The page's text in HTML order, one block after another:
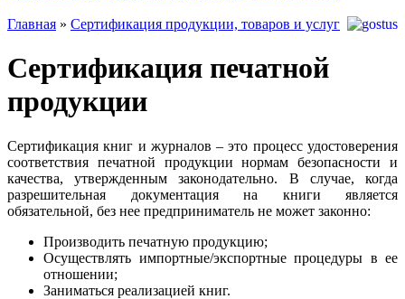
Главная » Сертификация продукции, товаров и услуг
Сертификация печатной
продукции
Сертификация книг и журналов – это процесс удостоверения
соответствия печатной продукции нормам безопасности и
качества, утвержденным законодательно. В случае, когда
разрешительная документация на книги является
обязательной, без нее предприниматель не может законно:
Производить печатную продукцию;
Осуществлять импортные/экспортные процедуры в ее
отношении;
Заниматься реализацией книг.